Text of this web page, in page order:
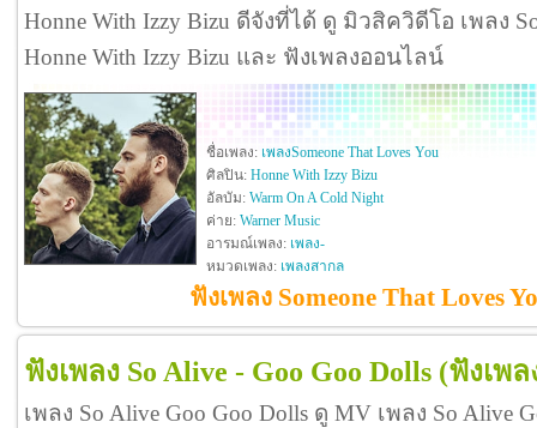
Honne With Izzy Bizu ดีจังที่ได้ ดู มิวสิควิดีโอ เพลง
Honne With Izzy Bizu และ ฟังเพลงออนไลน์
ชื่อเพลง: เพลงSomeone That Loves You
ศิลปิน: Honne With Izzy Bizu
อัลบัม: Warm On A Cold Night
ค่าย: Warner Music
อารมณ์เพลง: เพลง-
หมวดเพลง: เพลงสากล
ฟังเพลง Someone That Loves
ฟังเพลง So Alive - Goo Goo Dolls (ฟังเพล
เพลง So Alive Goo Goo Dolls ดู MV เพลง So Alive